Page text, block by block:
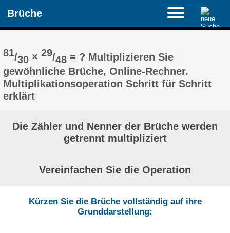
Brüche
81/30 ×29/48 = ? Multiplizieren Sie
gewöhnliche Brüche, Online-Rechner.
Multiplikationsoperation Schritt für Schritt
erklärt
Die Zähler und Nenner der Brüche werden
getrennt multipliziert
Vereinfachen Sie die Operation
Kürzen Sie die Brüche vollständig auf ihre
Grunddarstellung: